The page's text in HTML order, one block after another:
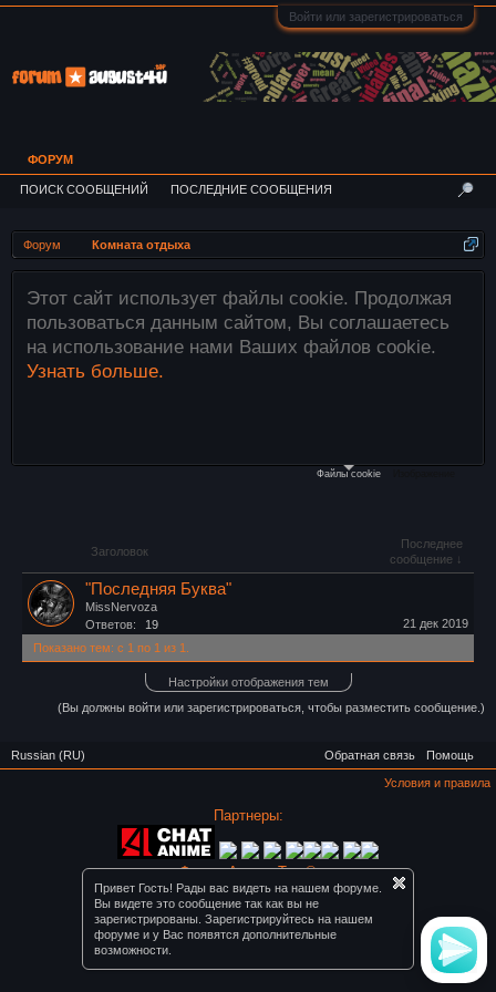
Войти или зарегистрироваться
Форум Комната отдыха
файлы cookie. Продолжая
данным сайтом, Вы соглашаетесь
нами Ваших файлов cookie.
этого
Файлы cookie
Привет Гость! Рады вас видеть на нашем форуме.
Вы видете это сообщение так как вы не
зарегистрированы. Зарегистрируйтесь на нашем
форуме и у Вас появятся дополнительные
возможности.
Заголовок
Последнее
сообщение ↓
"Последняя Буква"
MissNervoza
Ответов:
19
21 дек 2019
Показано тем: с 1 по 1 из 1.
Настройки отображения тем
(Вы должны войти или зарегистрироваться, чтобы разместить сообщение.)
ФОРУМ
ПОИСК СООБЩЕНИЙ ПОСЛЕДНИЕ СООБЩЕНИЯ
Russian (RU) Обратная связь Помощь
Условия и правила
Партнеры:
Форум Август Топ ©